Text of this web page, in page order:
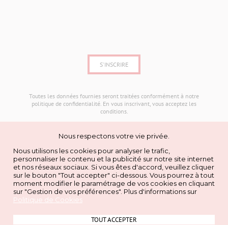
ADRESSE
Les Armoiries Shopping,
19 Boulevard Jean Monnet,
94360 Bry-sur-Marne
01 44 33 50 30
Toutes les données fournies seront traitées conformément à notre
politique de confidentialité. En vous inscrivant, vous acceptez les
conditions.
Nous respectons votre vie privée.
Nous utilisons les cookies pour analyser le trafic,
personnaliser le contenu et la publicité sur notre site internet
et nos réseaux sociaux. Si vous êtes d'accord, veuillez cliquer
sur le bouton "Tout accepter" ci-dessous. Vous pourrez à tout
moment modifier le paramétrage de vos cookies en cliquant
sur "Gestion de vos préférences". Plus d'informations sur
Politique de Cookies
TOUT ACCEPTER